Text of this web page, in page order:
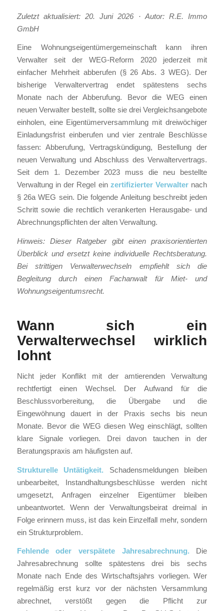
Zuletzt aktualisiert: 20. Juni 2026 · Autor: R.E. Immo
GmbH
Eine Wohnungseigentümergemeinschaft kann ihren
Verwalter seit der WEG-Reform 2020 jederzeit mit
einfacher Mehrheit abberufen (§ 26 Abs. 3 WEG). Der
bisherige Verwaltervertrag endet spätestens sechs
Monate nach der Abberufung. Bevor die WEG einen
neuen Verwalter bestellt, sollte sie drei Vergleichsangebote
einholen, eine Eigentümerversammlung mit dreiwöchiger
Einladungsfrist einberufen und vier zentrale Beschlüsse
fassen: Abberufung, Vertragskündigung, Bestellung der
neuen Verwaltung und Abschluss des Verwaltervertrags.
Seit dem 1. Dezember 2023 muss die neu bestellte
Verwaltung in der Regel ein zertifizierter Verwalter nach
§ 26a WEG sein. Die folgende Anleitung beschreibt jeden
Schritt sowie die rechtlich verankerten Herausgabe- und
Abrechnungspflichten der alten Verwaltung.
Hinweis: Dieser Ratgeber gibt einen praxisorientierten
Überblick und ersetzt keine individuelle Rechtsberatung.
Bei strittigen Verwalterwechseln empfiehlt sich die
Begleitung durch einen Fachanwalt für Miet- und
Wohnungseigentumsrecht.
Wann sich ein
Verwalterwechsel wirklich
lohnt
Nicht jeder Konflikt mit der amtierenden Verwaltung
rechtfertigt einen Wechsel. Der Aufwand für die
Beschlussvorbereitung, die Übergabe und die
Eingewöhnung dauert in der Praxis sechs bis neun
Monate. Bevor die WEG diesen Weg einschlägt, sollten
klare Signale vorliegen. Drei davon tauchen in der
Beratungspraxis am häufigsten auf.
Strukturelle Untätigkeit. Schadensmeldungen bleiben
unbearbeitet, Instandhaltungsbeschlüsse werden nicht
umgesetzt, Anfragen einzelner Eigentümer bleiben
unbeantwortet. Wenn der Verwaltungsbeirat dreimal in
Folge erinnern muss, ist das kein Einzelfall mehr, sondern
ein Strukturproblem.
Fehlende oder verspätete Jahresabrechnung. Die
Jahresabrechnung sollte spätestens drei bis sechs
Monate nach Ende des Wirtschaftsjahrs vorliegen. Wer
regelmäßig erst kurz vor der nächsten Versammlung
abrechnet, verstößt gegen die Pflicht zur